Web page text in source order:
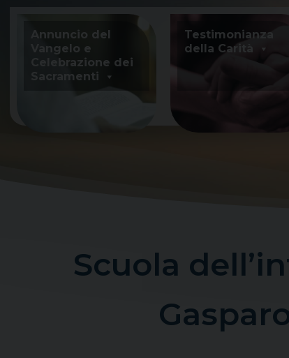
content
Annuncio del
Vangelo e
Celebrazione dei
Sacramenti
Testimonianza
della Carità
Scuola